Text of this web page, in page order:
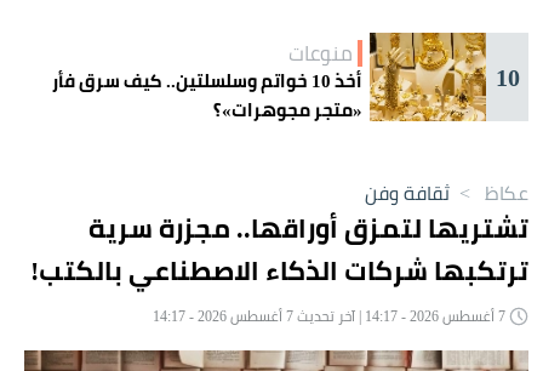
10
منوعات
أخذ 10 خواتم وسلسلتين.. كيف سرق فأر
«متجر مجوهرات»؟
عكاظ > ثقافة وفن
تشتريها لتمزق أوراقها.. مجزرة سرية
ترتكبها شركات الذكاء الاصطناعي بالكتب!